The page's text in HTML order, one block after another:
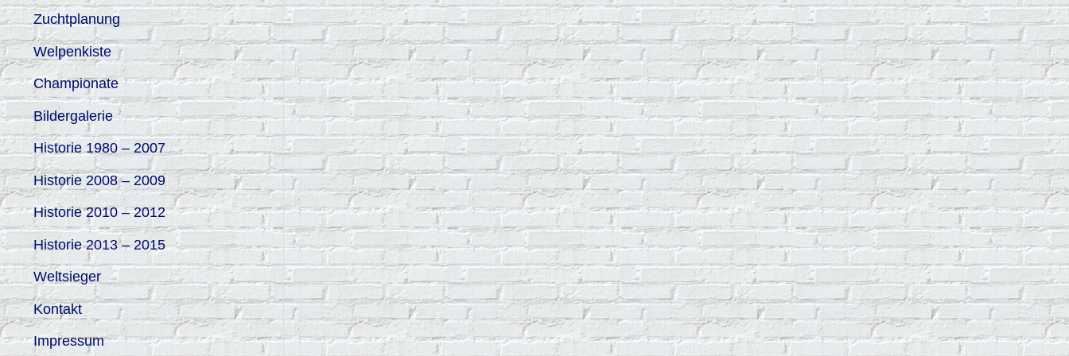
h
:
Zuchtplanung
Welpenkiste
Championate
Bildergalerie
Historie 1980 – 2007
Historie 2008 – 2009
Historie 2010 – 2012
Historie 2013 – 2015
Weltsieger
Kontakt
Impressum